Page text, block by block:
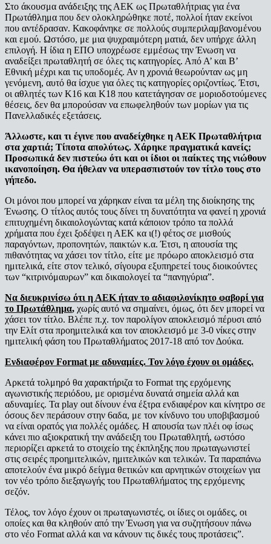
Στο άκουσμα ανάδειξης της ΑΕΚ ως Πρωταθλήτριας για ένα
Πρωτάθλημα που δεν ολοκληρώθηκε ποτέ, πολλοί ήταν εκείνοι
που αντέδρασαν. Κακοφάνηκε σε πολλούς συμπεριλαμβανoμένου
και εμού. Ωστόσο, με μια ψυχραιμότερη ματιά, δεν υπήρχε άλλη
επιλογή. Η ίδια η ΕΠΟ υποχρέωσε εμμέσως την Ένωση να
αναδείξει πρωταθλητή σε όλες τις κατηγορίες. Από Α’ και Β’
Εθνική μέχρι και τις υποδομές. Αν η χρονιά θεωρούνταν ως μη
γενόμενη, αυτό θα ίσχυε για όλες τις κατηγορίες οριζοντίως. Έτσι,
οι αθλητές των Κ16 και Κ18 που κατετάγησαν σε μοριοδοτούμενες
θέσεις, δεν θα μπορούσαν να επωφεληθούν των μορίων για τις
Πανελλαδικές εξετάσεις.
Άλλωστε, και τι έγινε που αναδείχθηκε η ΑΕΚ Πρωταθλήτρια
στα χαρτιά; Τίποτα απολύτως. Χάρηκε πραγματικά κανείς;
Προσωπικά δεν πιστεύω ότι και οι ίδιοι οι παίκτες της νιώθουν
ικανοποίηση. Θα ήθελαν να υπερασπιστούν τον τίτλο τους στο
γήπεδο.
Οι μόνοι που μπορεί να χάρηκαν είναι τα μέλη της διοίκησης της
Ένωσης. Ο τίτλος αυτός τους δίνει τη δυνατότητα να φανεί η χρονιά
επιτυχημένη δικαιολογώντας κατά κάποιον τρόπο τα πολλά
χρήματα που έχει ξοδέψει η ΑΕΚ κα ι(!) φέτος σε μισθούς
παραγόντων, προπονητών, παικτών κ.α. Έτσι, η απουσία της
πιθανότητας να χάσει τον τίτλο, είτε με πρόωρο αποκλεισμό στα
ημιτελικά, είτε στον τελικό, σίγουρα εξυπηρετεί τους διοικούντες
των “κιτρινόμαυρων” και δικαιολογεί τα “πανηγύρια”.
Να διευκρινίσω ότι η ΑΕΚ ήταν το αδιαφιλονίκητο φαβορί για
το Πρωτάθλημα, χωρίς αυτό να σημαίνει, όμως, ότι δεν μπορεί να
χάσει τον τίτλο. Βλέπε π.χ. τον παρολίγον αποκλεισμό πέρυσι από
την Ελίτ στα προημιτελικά και τον αποκλεισμό με 3-0 νίκες στην
ημιτελική φάση του Πρωταθλήματος 2017-18 από τον Δούκα.
Ενδιαφέρον Format με αδυναμίες. Τον λόγο έχουν οι ομάδες.
Αρκετά τολμηρό θα χαρακτήριζα το Format της ερχόμενης
αγωνιστικής περιόδου, με ορισμένα δυνατά σημεία αλλά και
αδυναμίες. Τα play out δίνουν ένα έξτρα ενδιαφέρον και κίνητρο σε
όσους δεν περάσουν στην 6αδα, με τον κίνδυνο του υποβιβασμού
να είναι ορατός για πολλές ομάδες. Η απουσία των πλέι οφ ίσως
κάνει πιο αξιοκρατική την ανάδειξη του Πρωταθλητή, ωστόσο
περιορίζει αρκετά το στοιχείο της έκπληξης που πρωταγωνιστεί
στις σειρές προημιτελικών, ημιτελικών και τελικών. Τα παραπάνω
αποτελούν ένα μικρό δείγμα θετικών και αρνητικών στοιχείων για
τον νέο τρόπο διεξαγωγής του Πρωταθλήματος της ερχόμενης
σεζόν.
Τέλος, τον λόγο έχουν οι πρωταγωνιστές, οι ίδιες οι ομάδες, οι
οποίες και θα κληθούν από την Ένωση για να συζητήσουν πάνω
στο νέο Format αλλά και να κάνουν τις δικές τους προτάσεις”.